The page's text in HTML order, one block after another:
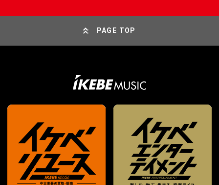
PAGE TOP